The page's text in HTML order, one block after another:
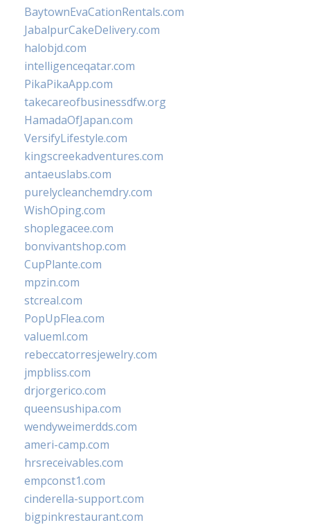
BaytownEvaCationRentals.com
JabalpurCakeDelivery.com
halobjd.com
intelligenceqatar.com
PikaPikaApp.com
takecareofbusinessdfw.org
HamadaOfJapan.com
VersifyLifestyle.com
kingscreekadventures.com
antaeuslabs.com
purelycleanchemdry.com
WishOping.com
shoplegacee.com
bonvivantshop.com
CupPlante.com
mpzin.com
stcreal.com
PopUpFlea.com
valueml.com
rebeccatorresjewelry.com
jmpbliss.com
drjorgerico.com
queensushipa.com
wendyweimerdds.com
ameri-camp.com
hrsreceivables.com
empconst1.com
cinderella-support.com
bigpinkrestaurant.com